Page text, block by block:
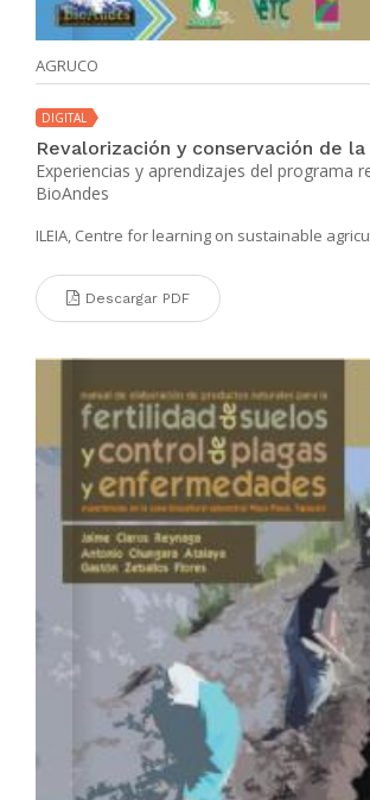
AGRUCO
DIGITAL
Experiencias y aprendizajes del programa
BioAndes
ILEIA, Centre for learning on sustainable
Descargar PDF